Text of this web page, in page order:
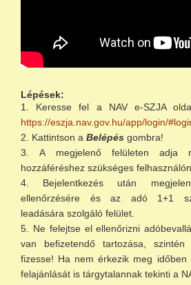
Lépések:
Keresse fel a NAV e-SZJA
https://eszja.nav.gov.hu/app/login/
Kattintson a Belépés gombra!
A megjelenő felületen adja
hozzáféréshez szükséges
Bejelentkezés után
ellenőrzésére és az adó 1+1
leadására szolgáló felület.
Ne felejtse el ellenőrizni
van befizetendő tartozása,
fizesse! Ha nem érkezik meg
felajánlását is tárgytalannak tekinti a